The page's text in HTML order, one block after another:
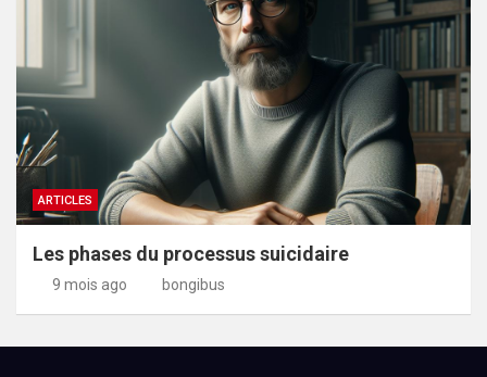
ARTICLES
Les phases du processus suicidaire
9 mois ago bongibus